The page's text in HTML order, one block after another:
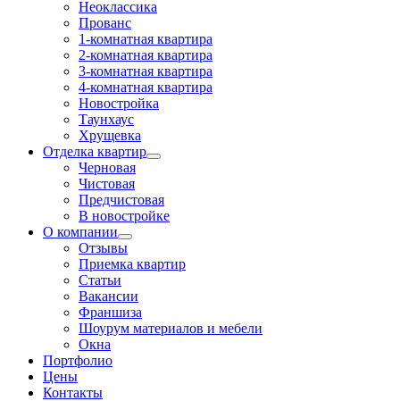
Неоклассика
Прованс
1-комнатная квартира
2-комнатная квартира
3-комнатная квартира
4-комнатная квартира
Новостройка
Таунхаус
Хрущевка
Отделка квартир
Черновая
Чистовая
Предчистовая
В новостройке
О компании
Отзывы
Приемка квартир
Статьи
Вакансии
Франшиза
Шоурум материалов и мебели
Окна
Портфолио
Цены
Контакты